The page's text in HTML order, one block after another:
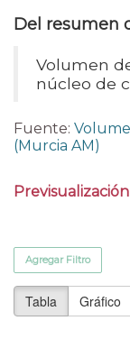
Del resumen
Volumen
núcleo de
Fuente:
(Murcia AM)
Agregar Filtro